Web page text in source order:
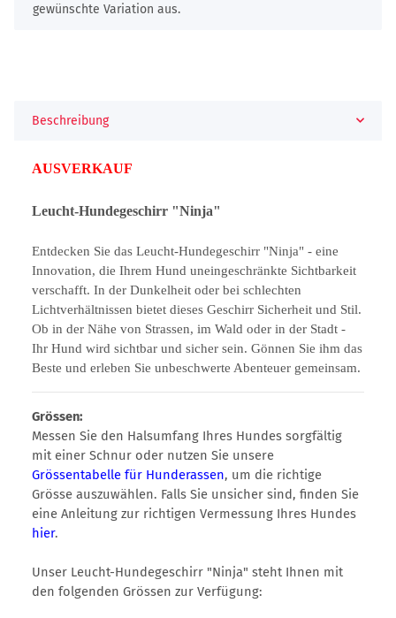
gewünschte Variation aus.
Beschreibung
AUSVERKAUF
Leucht-Hundegeschirr "Ninja"
Entdecken Sie das Leucht-Hundegeschirr "Ninja" - eine
Innovation, die Ihrem Hund uneingeschränkte Sichtbarkeit
verschafft. In der Dunkelheit oder bei schlechten
Lichtverhältnissen bietet dieses Geschirr Sicherheit und Stil.
Ob in der Nähe von Strassen, im Wald oder in der Stadt -
Ihr Hund wird sichtbar und sicher sein. Gönnen Sie ihm das
Beste und erleben Sie unbeschwerte Abenteuer gemeinsam.
Grössen:
Messen Sie den Halsumfang Ihres Hundes sorgfältig
mit einer Schnur oder nutzen Sie unsere
Grössentabelle für Hunderassen, um die richtige
Grösse auszuwählen. Falls Sie unsicher sind, finden Sie
eine Anleitung zur richtigen Vermessung Ihres Hundes
hier.
Unser Leucht-Hundegeschirr "Ninja" steht Ihnen mit
den folgenden Grössen zur Verfügung: